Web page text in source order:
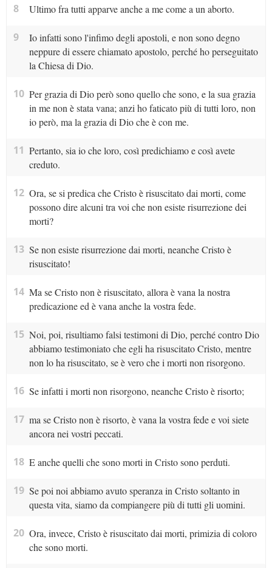
8 Ultimo fra tutti apparve anche a me come a un aborto.
9
Io infatti sono l'infimo degli apostoli, e non sono degno
neppure di essere chiamato apostolo, perché ho perseguitato
la Chiesa di Dio.
10 Per grazia di Dio però sono quello che sono, e la sua grazia
in me non è stata vana; anzi ho faticato più di tutti loro, non
io però, ma la grazia di Dio che è con me.
11 Pertanto, sia io che loro, così predichiamo e così avete
creduto.
12 Ora, se si predica che Cristo è risuscitato dai morti, come
possono dire alcuni tra voi che non esiste risurrezione dei
morti?
13 Se non esiste risurrezione dai morti, neanche Cristo è
risuscitato!
14 Ma se Cristo non è risuscitato, allora è vana la nostra
predicazione ed è vana anche la vostra fede.
15 Noi, poi, risultiamo falsi testimoni di Dio, perché contro Dio
abbiamo testimoniato che egli ha risuscitato Cristo, mentre
non lo ha risuscitato, se è vero che i morti non risorgono.
16 Se infatti i morti non risorgono, neanche Cristo è risorto;
17 ma se Cristo non è risorto, è vana la vostra fede e voi siete
ancora nei vostri peccati.
18 E anche quelli che sono morti in Cristo sono perduti.
19 Se poi noi abbiamo avuto speranza in Cristo soltanto in
questa vita, siamo da compiangere più di tutti gli uomini.
20 Ora, invece, Cristo è risuscitato dai morti, primizia di coloro
che sono morti.